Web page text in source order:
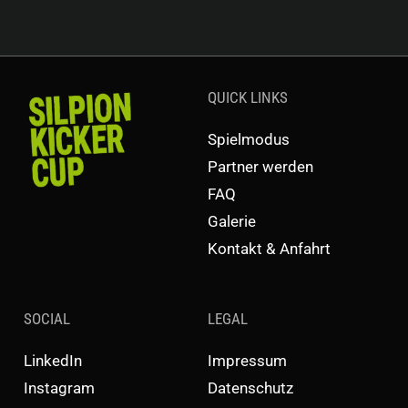
QUICK LINKS
Spielmodus
Partner werden
FAQ
Galerie
Kontakt & Anfahrt
SOCIAL
LinkedIn
Instagram
LEGAL
Impressum
Datenschutz